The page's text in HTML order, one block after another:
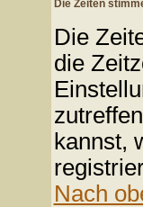
Die Zeiten
Die
die
kannst,
Nach